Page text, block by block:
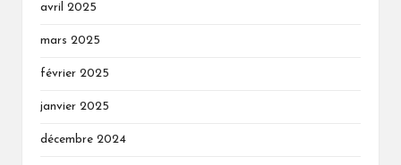
avril 2025
mars 2025
février 2025
janvier 2025
décembre 2024